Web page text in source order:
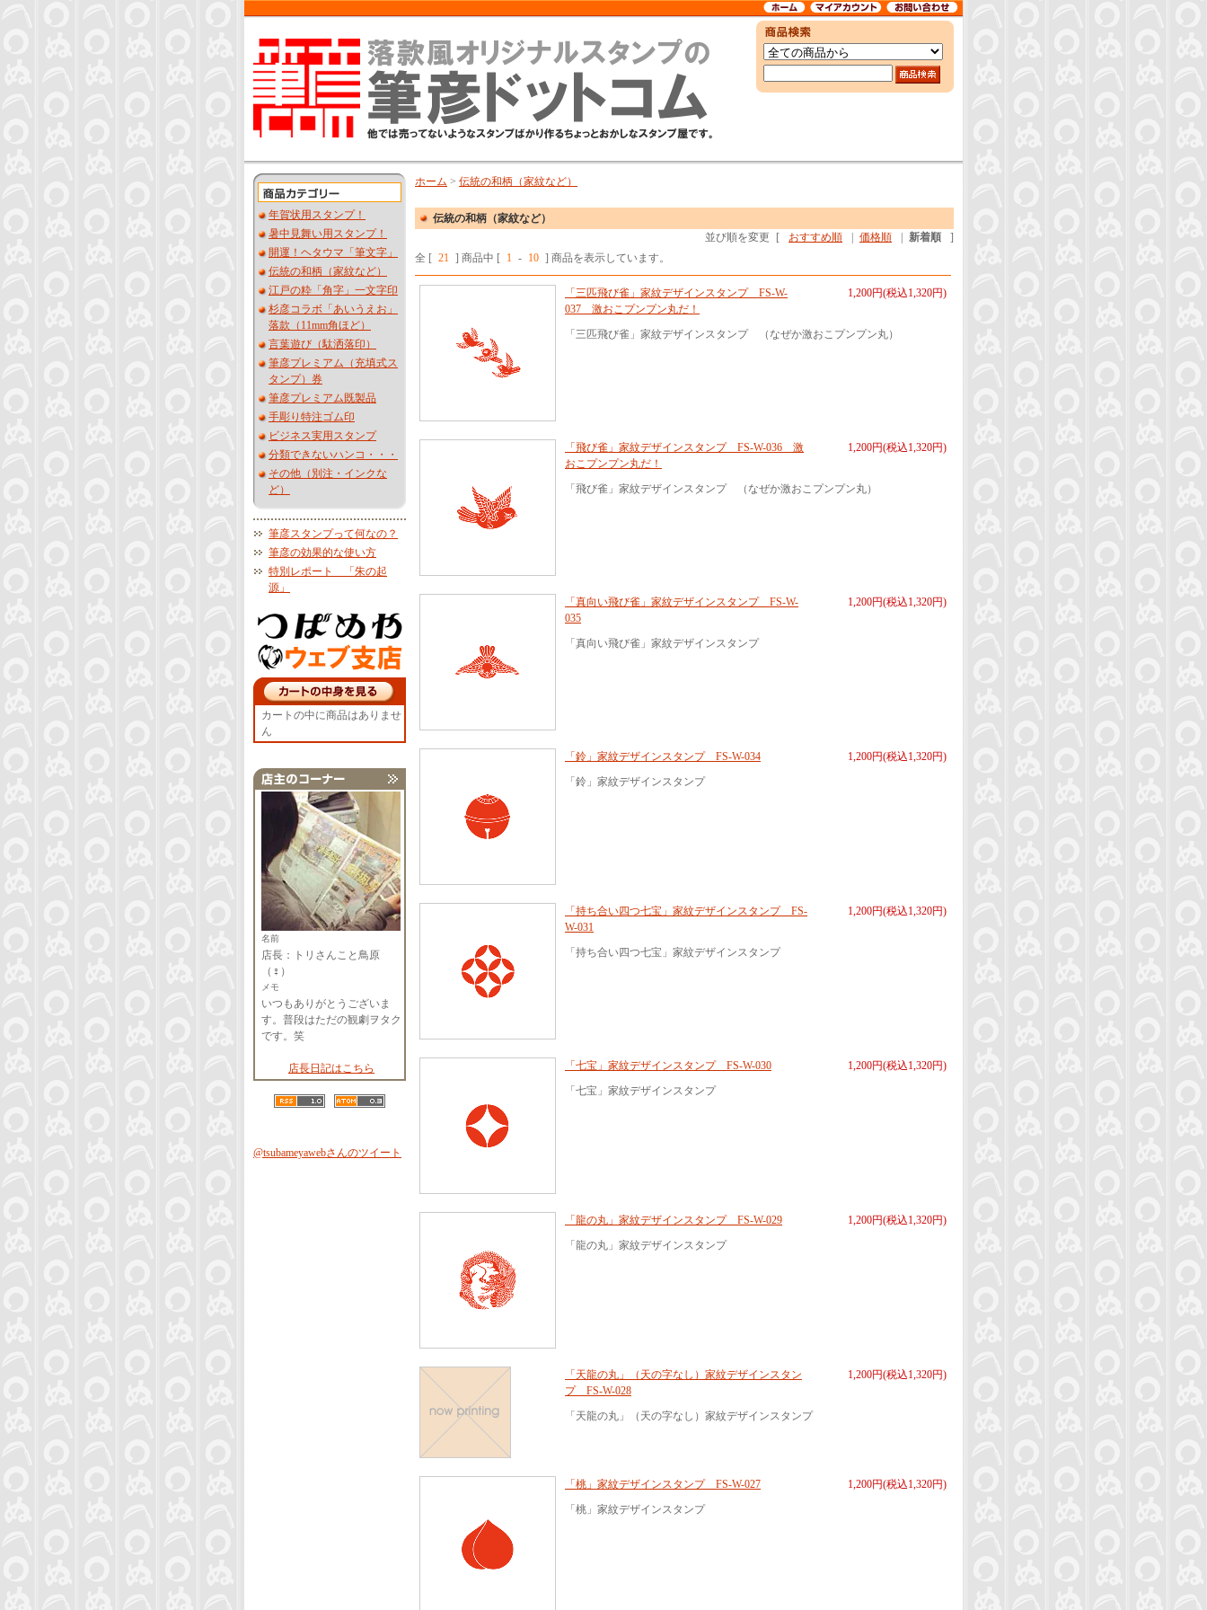
年賀状用スタンプ！
暑中見舞い用スタンプ！
開運！ヘタウマ「筆文字」
伝統の和柄（家紋など）
江戸の粋「角字」一文字印
杉彦コラボ「あいうえお」
落款（11mm角ほど）
言葉遊び（駄洒落印）
筆彦プレミアム（充填式ス
タンプ）券
筆彦プレミアム既製品
手彫り特注ゴム印
ビジネス実用スタンプ
分類できないハンコ・・・
その他（別注・インクな
ど）
筆彦スタンプって何なの？
筆彦の効果的な使い方
特別レポート 「朱の起
源」
カートの中に商品はありませ
ん
名前
店長：トリさんこと鳥原
（♀）
メモ
いつもありがとうございま
す。普段はただの観劇ヲタク
です。笑
店長日記はこちら
@tsubameyawebさんのツイート
ホーム > 伝統の和柄（家紋など）
伝統の和柄（家紋など）
並び順を変更
[ おすすめ順 価格順 新着順
]
全 [ 21 ] 商品中 [ 1 - 10 ] 商品を表示しています。
1,200円(税込1,320円)
「三匹飛び雀」家紋デザインスタンプ FS-W-
037 激おこプンプン丸だ！
「三匹飛び雀」家紋デザインスタンプ （なぜか激おこプンプン丸）
1,200円(税込1,320円)
「飛び雀」家紋デザインスタンプ FS-W-036 激
おこプンプン丸だ！
「飛び雀」家紋デザインスタンプ （なぜか激おこプンプン丸）
1,200円(税込1,320円)
「真向い飛び雀」家紋デザインスタンプ FS-W-
035
「真向い飛び雀」家紋デザインスタンプ
1,200円(税込1,320円)
「鈴」家紋デザインスタンプ FS-W-034
「鈴」家紋デザインスタンプ
1,200円(税込1,320円)
「持ち合い四つ七宝」家紋デザインスタンプ FS-
W-031
「持ち合い四つ七宝」家紋デザインスタンプ
1,200円(税込1,320円)
「七宝」家紋デザインスタンプ FS-W-030
「七宝」家紋デザインスタンプ
1,200円(税込1,320円)
「龍の丸」家紋デザインスタンプ FS-W-029
「龍の丸」家紋デザインスタンプ
1,200円(税込1,320円)
「天龍の丸」（天の字なし）家紋デザインスタン
プ FS-W-028
「天龍の丸」（天の字なし）家紋デザインスタンプ
1,200円(税込1,320円)
「桃」家紋デザインスタンプ FS-W-027
「桃」家紋デザインスタンプ